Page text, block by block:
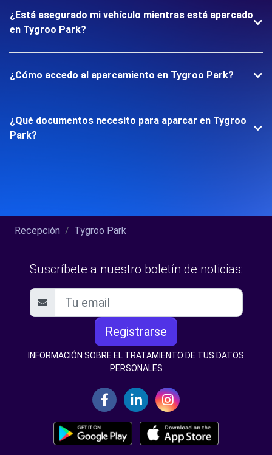
¿Está asegurado mi vehículo mientras está aparcado
en Tygroo Park?
¿Cómo accedo al aparcamiento en Tygroo Park?
¿Qué documentos necesito para aparcar en Tygroo
Park?
Recepción Tygroo Park
Suscríbete a nuestro boletín de noticias:
Registrarse
INFORMACIÓN SOBRE EL TRATAMIENTO DE TUS DATOS
PERSONALES